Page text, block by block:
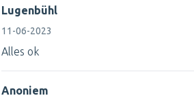
Lugenbühl
11-06-2023
Alles ok
Anoniem